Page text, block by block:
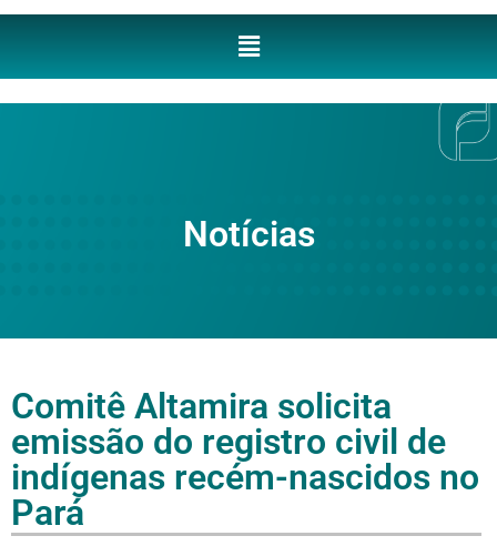
Notícias
Comitê Altamira solicita
emissão do registro civil de
indígenas recém-nascidos no
Pará